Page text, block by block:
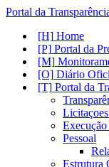
Portal da
Home
Portal da
Diário
Portal da
Pessoal
Estrutura